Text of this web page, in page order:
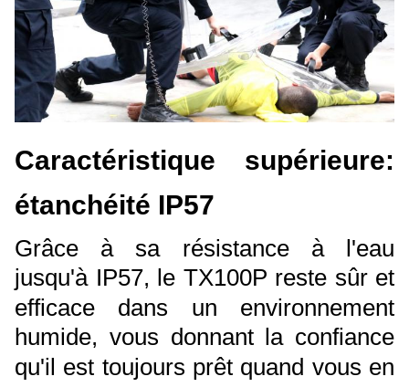
Caractéristique supérieure:
étanchéité IP57
Grâce à sa résistance à l'eau
jusqu'à IP57, le TX100P reste sûr et
efficace dans un environnement
humide, vous donnant la confiance
qu'il est toujours prêt quand vous en